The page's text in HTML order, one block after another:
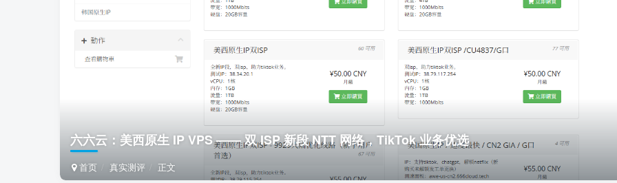
六六云：美西原生 IP VPS —— 双 ISP 新段 NTT 网络，TikTok 业务优选
首页 真实测评 正文